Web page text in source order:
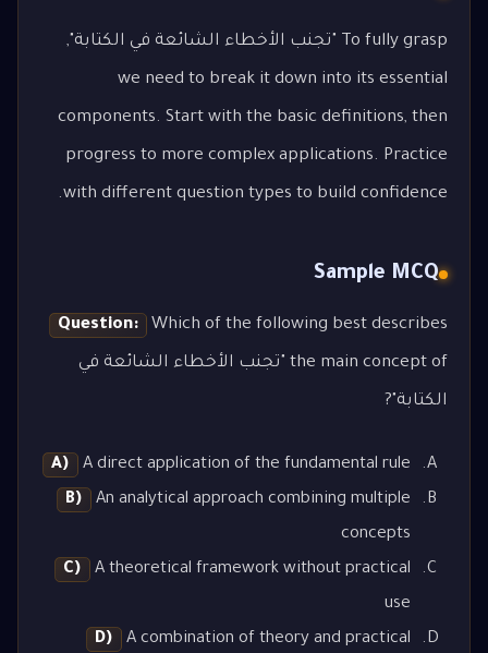
To fully grasp "تجنب الأخطاء الشائعة في الكتابة",
we need to break it down into its essential
components. Start with the basic definitions, then
progress to more complex applications. Practice
with different question types to build confidence.
Sample MCQ
Question: Which of the following best describes
the main concept of "تجنب الأخطاء الشائعة في
الكتابة"?
A)
A direct application of the fundamental rule
B)
An analytical approach combining multiple
concepts
C)
A theoretical framework without practical
use
D)
A combination of theory and practical